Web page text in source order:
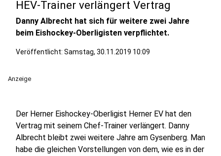
HEV-Trainer verlängert Vertrag
Danny Albrecht hat sich für weitere zwei Jahre
beim Eishockey-Oberligisten verpflichtet.
Veröffentlicht: Samstag, 30.11.2019 10:09
Anzeige
Der Herner Eishockey-Oberligist Herner EV hat den
Vertrag mit seinem Chef-Trainer verlängert. Danny
Albrecht bleibt zwei weitere Jahre am Gysenberg. Man
habe die gleichen Vorstellungen von dem, wie es in der